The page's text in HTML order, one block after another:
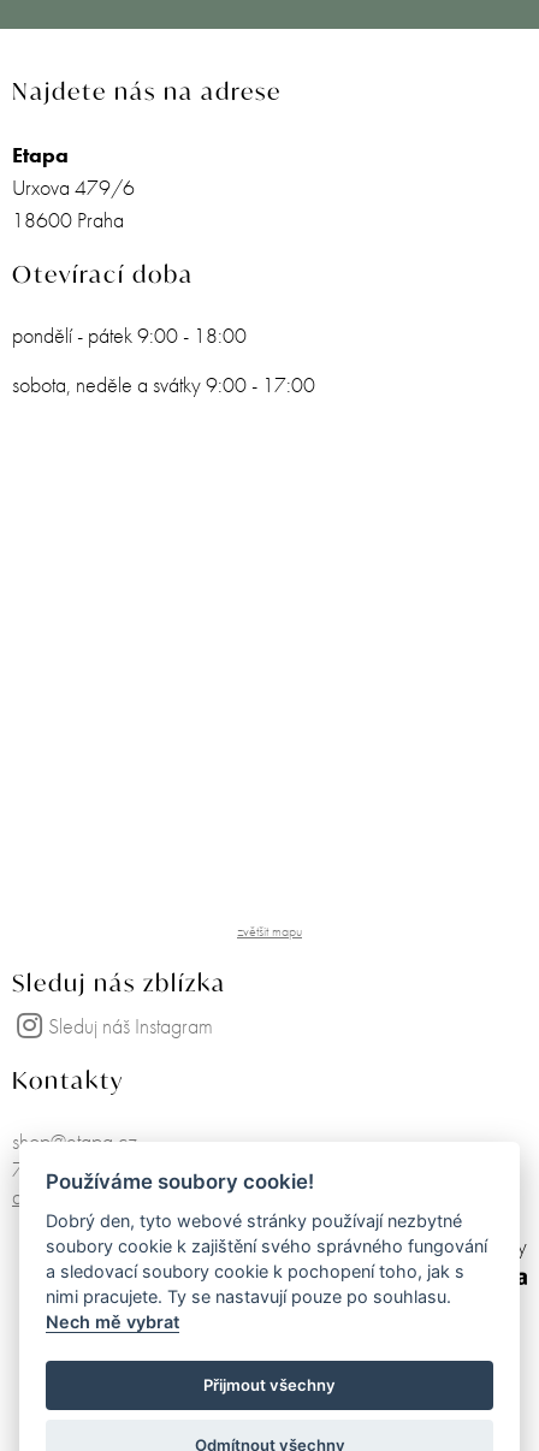
Najdete nás na adrese
Etapa
Urxova 479/6
18600 Praha
Otevírací doba
pondělí - pátek 9:00 - 18:00
sobota, neděle a svátky 9:00 - 17:00
zvětšit mapu
Sleduj nás zblízka
Sleduj náš Instagram
Kontakty
shop@etapa.cz
725751468
další kontakty
made by
Obchodní podmínky
Zásady zpracování osobních údajů
Elektronická evidence tržeb
Používáme soubory cookie!
Dobrý den, tyto webové stránky používají nezbytné
soubory cookie k zajištění svého správného fungování
a sledovací soubory cookie k pochopení toho, jak s
nimi pracujete. Ty se nastavují pouze po souhlasu.
Nech mě vybrat
Přijmout všechny
Odmítnout všechny